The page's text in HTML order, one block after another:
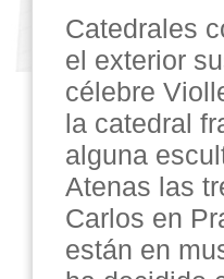
Catedrales
el exterior
célebre
la catedral
alguna
Atenas las
Carlos en
están en